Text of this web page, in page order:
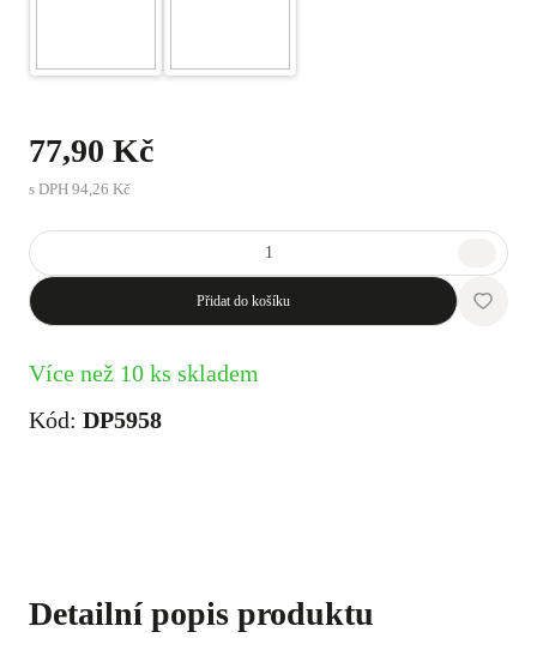
77,90 Kč
s DPH 94,26 Kč
Přidat do košíku
Více než 10 ks skladem
Kód: DP5958
Detailní popis produktu